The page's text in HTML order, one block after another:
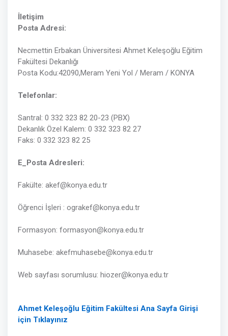
İletişim
Posta Adresi:
Necmettin Erbakan Üniversitesi Ahmet Keleşoğlu Eğitim
Fakültesi Dekanlığı
Posta Kodu:42090,Meram Yeni Yol / Meram / KONYA
Telefonlar:
Santral: 0 332 323 82 20-23 (PBX)
Dekanlık Özel Kalem: 0 332 323 82 27
Faks: 0 332 323 82 25
E_Posta Adresleri:
Fakülte: akef@konya.edu.tr
Öğrenci İşleri : ograkef@konya.edu.tr
Formasyon: formasyon@konya.edu.tr
Muhasebe: akefmuhasebe@konya.edu.tr
Web sayfası sorumlusu: hiozer@konya.edu.tr
Ahmet Keleşoğlu Eğitim Fakültesi Ana Sayfa Girişi
için Tıklayınız